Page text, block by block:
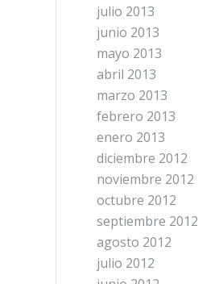
julio 2013
junio 2013
mayo 2013
abril 2013
marzo 2013
febrero 2013
enero 2013
diciembre 2012
noviembre 2012
octubre 2012
septiembre 2012
agosto 2012
julio 2012